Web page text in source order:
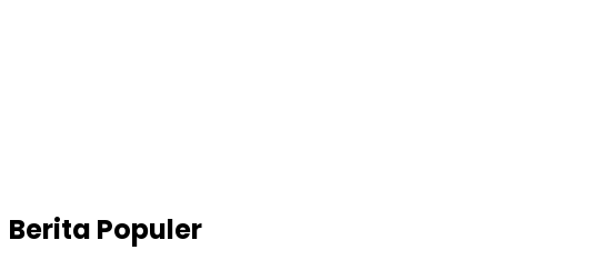
Berita Populer